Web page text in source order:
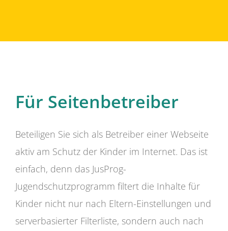
Für Seitenbetreiber
Beteiligen Sie sich als Betreiber einer Webseite
aktiv am Schutz der Kinder im Internet. Das ist
einfach, denn das JusProg-
Jugendschutzprogramm filtert die Inhalte für
Kinder nicht nur nach Eltern-Einstellungen und
serverbasierter Filterliste, sondern auch nach